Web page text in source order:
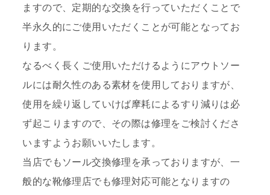
ますので、定期的な交換を行っていただくことで
半永久的にご使用いただくことが可能となってお
ります。
なるべく長くご使用いただけるようにアウトソー
ルには耐久性のある素材を使用しておりますが、
使用を繰り返していけば摩耗によるすり減りは必
ず起こりますので、その際は修理をご検討くださ
いますようお願いいたします。
当店でもソール交換修理を承っておりますが、一
般的な靴修理店でも修理対応可能となりますの